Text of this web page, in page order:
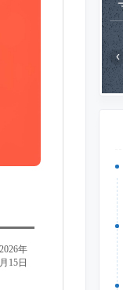
​2026年
15日
‹